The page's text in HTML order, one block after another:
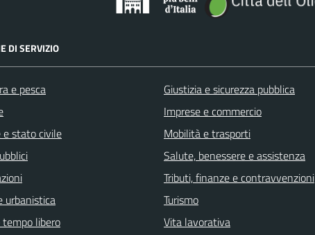
DI SERVIZIO
e pesca
e stato civile
urbanistica
libero
Giustizia e sicurezza pubblica
Imprese e commercio
Mobilità e trasporti
Salute, benessere e assistenza
Tributi, finanze e contravvenzioni
Turismo
Vita lavorativa